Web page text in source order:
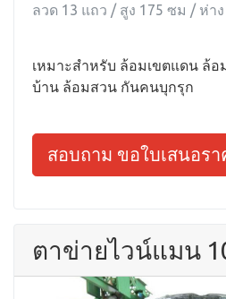
ลวด 13 แถว / สูง 175 ซม / ห่า
เหมาะสำหรับ ล้อมเขตแดน ล้
บ้าน ล้อมสวน กันคนบุกรุก
สอบถาม ขอใบเสนอรา
ตาข่ายไวน์แมน